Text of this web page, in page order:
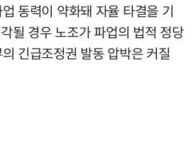
동력이 약화돼 자율 타결을 기
될 경우 노조가 파업의 법적 정당
긴급조정권 발동 압박은 커질